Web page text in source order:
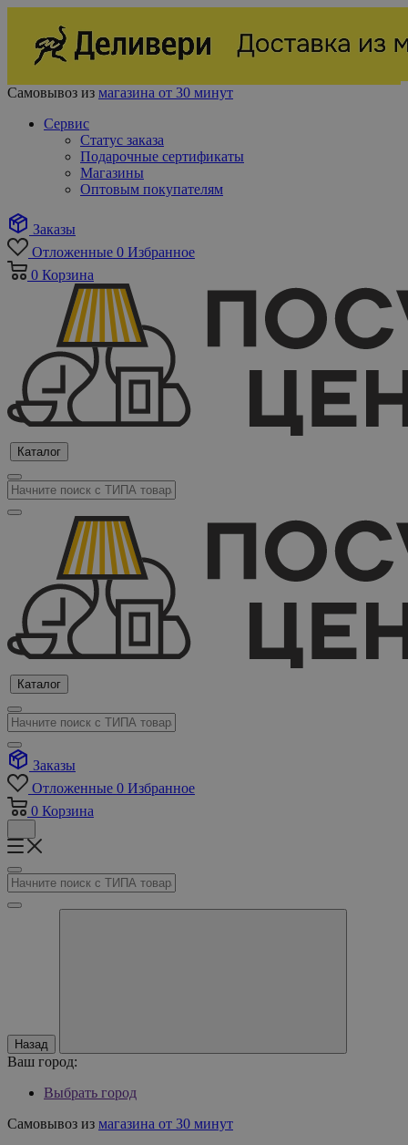
Самовывоз из магазина от 30 минут
Сервис
Статус заказа
Подарочные сертификаты
Магазины
Оптовым покупателям
Заказы
Отложенные 0 Избранное
0 Корзина
Каталог
Каталог
Заказы
Отложенные 0 Избранное
0 Корзина
Назад
Ваш город:
Выбрать город
Самовывоз из магазина от 30 минут